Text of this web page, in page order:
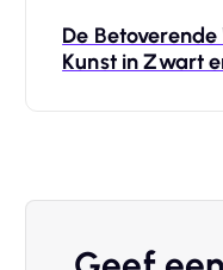
De
Kunst in Zwart